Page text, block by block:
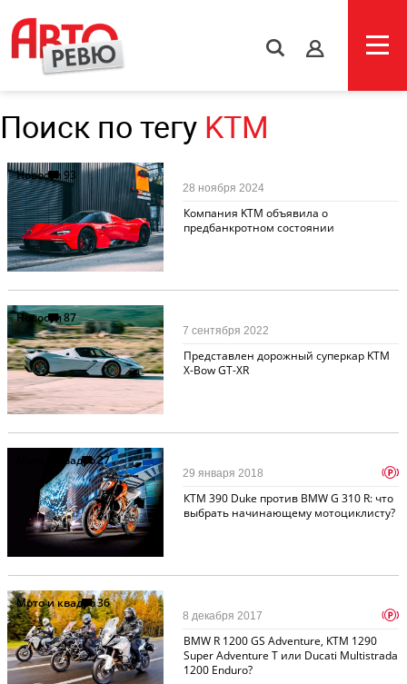
s
Поиск по тегу KTM
Новости93
Компания KTM объявила о
предбанкротном состоянии
28 ноября 2024
Новости87
Представлен дорожный суперкар KTM
X-Bow GT-XR
7 сентября 2022
Мото и квадро27
КТМ 390 Duke против BMW G 310 R: что
выбрать начинающему мотоциклисту?
29 января 2018 p
Мото и квадро36
BMW R 1200 GS Adventure, KTM 1290
Super Adventure T или Ducati Multistrada
1200 Enduro?
8 декабря 2017 p